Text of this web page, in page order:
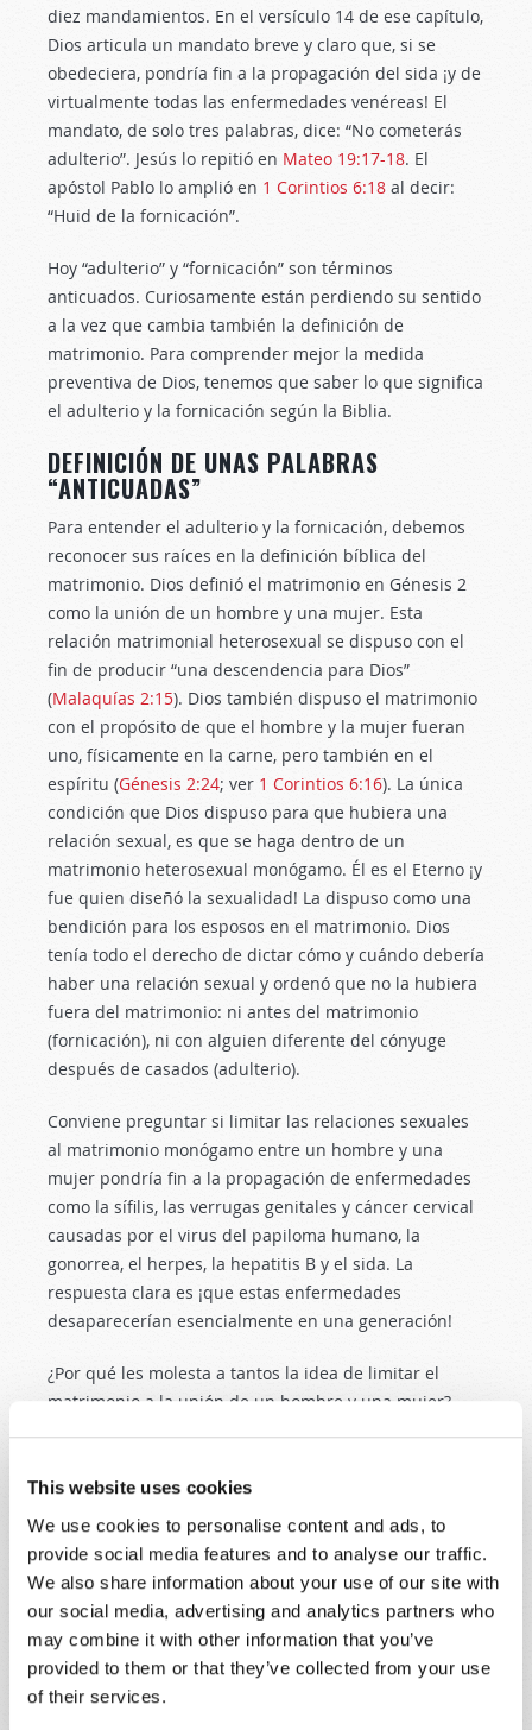
This website uses cookies
We use cookies to personalise content and ads, to
provide social media features and to analyse our traffic.
We also share information about your use of our site with
our social media, advertising and analytics partners who
may combine it with other information that you’ve
provided to them or that they’ve collected from your use
of their services.
diez mandamientos. En el versículo 14 de ese capítulo,
Dios articula un mandato breve y claro que, si se
obedeciera, pondría fin a la propagación del sida ¡y de
virtualmente todas las enfermedades venéreas! El
mandato, de solo tres palabras, dice: “No cometerás
adulterio”. Jesús lo repitió en Mateo 19:17-18. El
apóstol Pablo lo amplió en 1 Corintios 6:18 al decir:
“Huid de la fornicación”.
Hoy “adulterio” y “fornicación” son términos
anticuados. Curiosamente están perdiendo su sentido
a la vez que cambia también la definición de
matrimonio. Para comprender mejor la medida
preventiva de Dios, tenemos que saber lo que significa
el adulterio y la fornicación según la Biblia.
DEFINICIÓN DE UNAS PALABRAS
“ANTICUADAS”
Para entender el adulterio y la fornicación, debemos
reconocer sus raíces en la definición bíblica del
matrimonio. Dios definió el matrimonio en Génesis 2
como la unión de un hombre y una mujer. Esta
relación matrimonial heterosexual se dispuso con el
fin de producir “una descendencia para Dios”
(Malaquías 2:15). Dios también dispuso el matrimonio
con el propósito de que el hombre y la mujer fueran
uno, físicamente en la carne, pero también en el
espíritu (Génesis 2:24; ver 1 Corintios 6:16). La única
condición que Dios dispuso para que hubiera una
relación sexual, es que se haga dentro de un
matrimonio heterosexual monógamo. Él es el Eterno ¡y
fue quien diseñó la sexualidad! La dispuso como una
bendición para los esposos en el matrimonio. Dios
tenía todo el derecho de dictar cómo y cuándo debería
haber una relación sexual y ordenó que no la hubiera
fuera del matrimonio: ni antes del matrimonio
(fornicación), ni con alguien diferente del cónyuge
después de casados (adulterio).
Conviene preguntar si limitar las relaciones sexuales
al matrimonio monógamo entre un hombre y una
mujer pondría fin a la propagación de enfermedades
como la sífilis, las verrugas genitales y cáncer cervical
causadas por el virus del papiloma humano, la
gonorrea, el herpes, la hepatitis B y el sida. La
respuesta clara es ¡que estas enfermedades
desaparecerían esencialmente en una generación!
¿Por qué les molesta a tantos la idea de limitar el
matrimonio a la unión de un hombre y una mujer?
La humanidad quiere sentirse libre para tomar sus
propias decisiones y de hacer caso omiso de las
consecuencias. Pero la dolorosa realidad es que
nuestras acciones siempre tienen consecuencias. Y en
el caso de la actividad sexual fuera del matrimonio,
¡algunas de esas consecuencias son mortales!
Génesis 1:26nos recuerda que Dios creó a los seres
humanos a su imagen. Y nos diseñó de modo que